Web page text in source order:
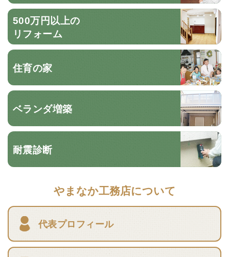
500万円以上の
リフォーム
住育の家
ベランダ増築
耐震診断
やまなか工務店について
代表プロフィール